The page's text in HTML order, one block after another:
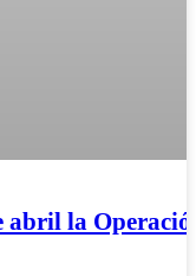
abril la